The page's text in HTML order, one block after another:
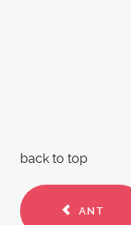
back to top
ANT